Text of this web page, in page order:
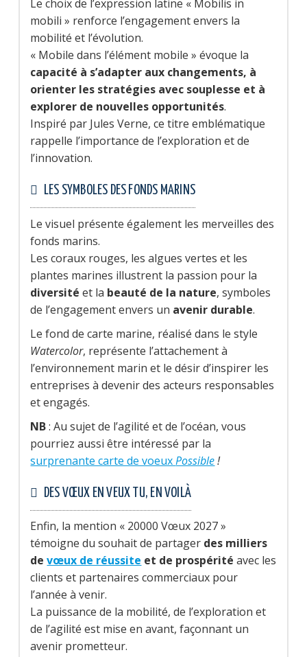
Le choix de l’expression latine « Mobilis in
mobili » renforce l’engagement envers la
mobilité et l’évolution.
« Mobile dans l’élément mobile » évoque la
capacité à s’adapter aux changements, à
orienter les stratégies avec souplesse et à
explorer de nouvelles opportunités.
Inspiré par Jules Verne, ce titre emblématique
rappelle l’importance de l’exploration et de
l’innovation.
LES SYMBOLES DES FONDS MARINS
Le visuel présente également les merveilles des
fonds marins.
Les coraux rouges, les algues vertes et les
plantes marines illustrent la passion pour la
diversité et la beauté de la nature, symboles
de l’engagement envers un avenir durable.
Le fond de carte marine, réalisé dans le style
Watercolor, représente l’attachement à
l’environnement marin et le désir d’inspirer les
entreprises à devenir des acteurs responsables
et engagés.
NB: Au sujet de l’agilité et de l’océan, vous
pourriez aussi être intéressé par la
surprenante carte de voeuxPossible!
DES VŒUX EN VEUX TU, EN VOILÀ
Enfin, la mention « 20000 Vœux 2027 »
témoigne du souhait de partager des milliers
devœux de réussite et de prospérité avec les
clients et partenaires commerciaux pour
l’année à venir.
La puissance de la mobilité, de l’exploration et
de l’agilité est mise en avant, façonnant un
avenir prometteur.